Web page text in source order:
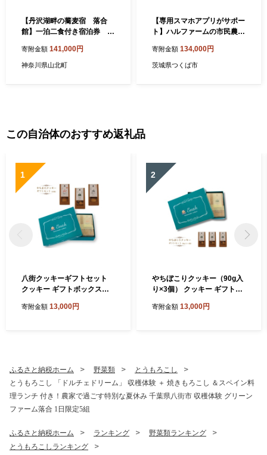
【丹沢湖畔の蕎麦宿 落合
館】一泊二食付き宿泊券 丹
日 ４名様【 宿泊券 旅行 体
験 チケット 4名 夕食朝食付
寄附金額 141,000円
神奈川県山北町
【専用スマホアプリがサポー
ト】ハルファームの市民農園
園 貸農園 貸し農園 農業体験
農業 野菜収穫 体験 野菜体験
寄附金額 134,000円
茨城県つくば市
この自治体のおすすめ返礼品
1
八街クッキーギフトセット
クッキー ギフトボックスク
贈答用 お取り寄せスイーツ
寄附金額 13,000円
2
やちぼこりクッキー（90g入
り×3個） クッキー ギフトボ
レゼント 贈答用 お取り寄せ
寄附金額 13,000円
ふるさと納税ホーム 野菜類
とうもろこし
とうもろこし 「ドルチェドリーム」 収穫体験 ＋ 焼きもろこし ＆スペイン料
理ランチ 付き！農家で過ごす特別な夏休み 千葉県八街市 収穫体験 グリーン
ファーム落合 1日限定5組
ふるさと納税ホーム ランキング
野菜類ランキング
とうもろこしランキング